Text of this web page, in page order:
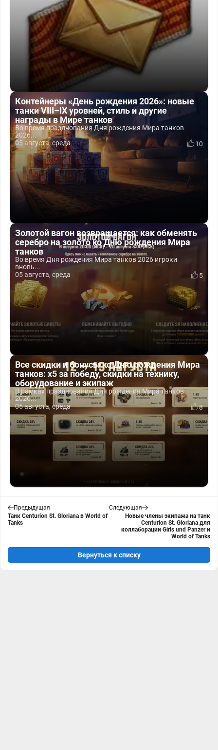
Контейнеры «День рождения 2026»: новые
танки VIII–IX уровней, стиль и другие
награды в Мире танков
Во время празднования Дня рождения Мира танков
2026...
05 августа, среда
10
Золотой вагон возвращается: как обменять
серебро на золото ко Дню рождения Мира
танков
Во время Дня рождения Мира танков 2026 игроки
вновь...
05 августа, среда
5
Все скидки и бонусы ко Дню рождения Мира
танков: x5 за победу, скидки на технику,
оборудование и экипаж
В рамках празднования Дня рождения Мира танков
2026...
05 августа, среда
8
Предыдущая
Танк Centurion St. Gloriana в World of
Tanks
Следующая
Новые члены экипажа на танк
Centurion St. Gloriana для
коллаборации Girls und Panzer и
World of Tanks
Вернуться к списку